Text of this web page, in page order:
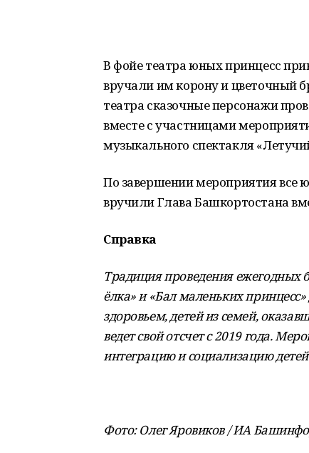
В фойе театра юных принцесс
вручали им корону и цветочный
театра сказочные персонажи
вместе с участницами
музыкального спектакля
По завершении мероприятия все
вручили Глава Башкортостана
Справка
Традиция проведения ежегодных
ёлка» и «Бал маленьких
здоровьем, детей из семей,
ведет свой отсчет с 2019 года.
интеграцию и социализацию
Фото: Олег Яровиков / ИА